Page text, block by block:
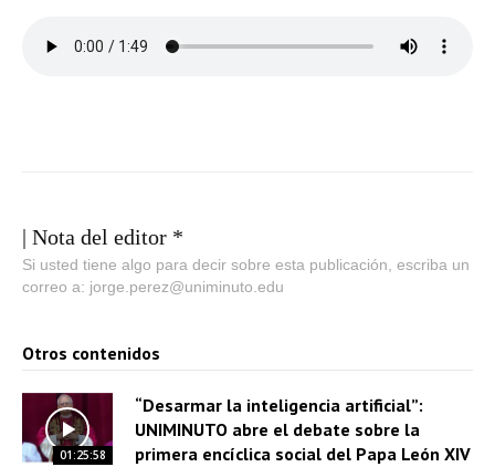
| Nota del editor *
Si usted tiene algo para decir sobre esta publicación, escriba un
correo a: jorge.perez@uniminuto.edu
Otros contenidos
01:25:58
“Desarmar la inteligencia artificial”:
UNIMINUTO abre el debate sobre la
primera encíclica social del Papa León XIV